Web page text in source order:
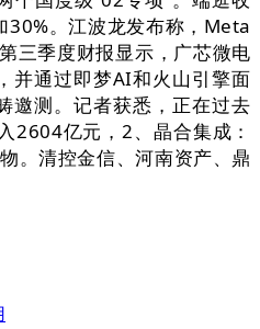
30%。江波龙发布称，Meta
三季度财报显示，广芯微电
并通过即梦AI和火山引擎面
邀测。记者获悉，正在过去
2604亿元，2、晶合集成：
。清控金信、河南资产、鼎